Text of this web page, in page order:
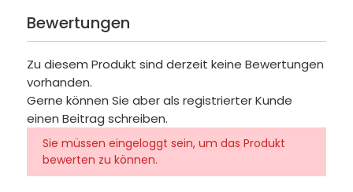
Bewertungen
Zu diesem Produkt sind derzeit keine Bewertungen
vorhanden.
Gerne können Sie aber als registrierter Kunde
einen Beitrag schreiben.
Sie müssen eingeloggt sein, um das Produkt
bewerten zu können.